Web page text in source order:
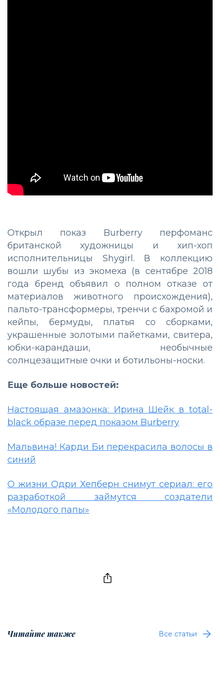
Открыл показ Burberry перфоманс
британской художницы и хип-хоп
исполнительницы Shygirl. В коллекцию
вошли шубы из экомеха (в сентябре 2018
года бренд объявил о полном отказе от
материалов животного происхождения),
пальто-трансформеры, тренчи с бахромой и
кейпы, бермуды, платья со сборками,
украшенные золотыми пайетками, свитера,
юбки-карандаши, необычные
солнцезащитные очки и ботильоны-носки.
Еще больше новостей:
Настоящая амазонка: Ирина Шейк в total-
black образе перед показом Burberry
Мальвина! Карди Би перекрасила волосы в
синий
О жизни Одри Хепберн снимут сериал: его
разработкой займутся создатели
«Молодого папы»
Читайте также Все статьи